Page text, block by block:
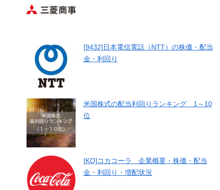
[9432]日本電信電話（NTT）の株価・配当
金・利回り
米国株式の配当利回りランキング 1～10
位
[KO]コカコーラ 企業概要・株価・配当
金・利回り・増配状況